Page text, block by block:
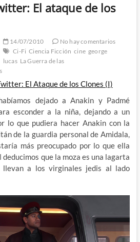
El ataque de los
14/07/2010
No hay comentarios
Ci-Fi Ciencia Ficción cine george
lucas La Guerra de las
El Ataque de los Clones (I)
dejado a Anakin y Padmé
esconder a la niña, dejando a un
lo que pudiera hacer Anakin con la
de la guardia personal de Amidala,
más preocupado por lo que ella
deducimos que la moza es una lagarta
llevan a los virginales jedis al lado